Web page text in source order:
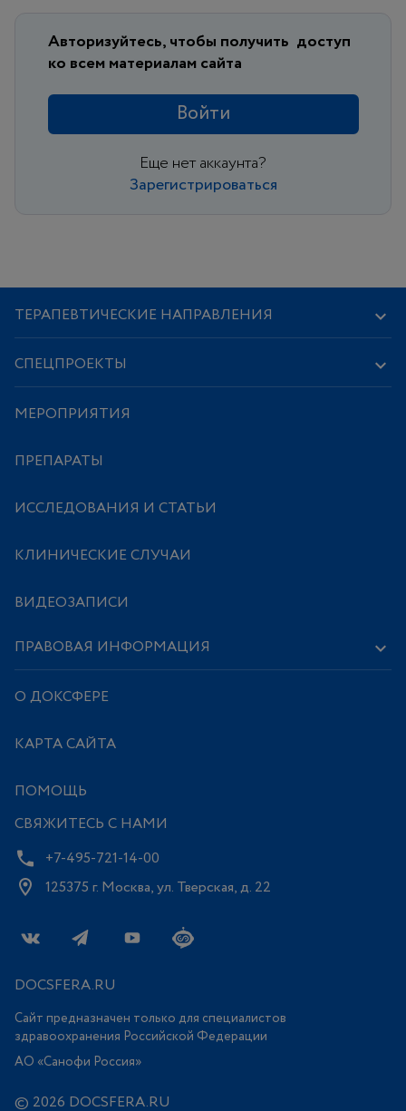
Авторизуйтесь, чтобы получить доступ
ко всем материалам сайта
Войти
Еще нет аккаунта?
Зарегистрироваться
ТЕРАПЕВТИЧЕСКИЕ НАПРАВЛЕНИЯ
СПЕЦПРОЕКТЫ
МЕРОПРИЯТИЯ
ПРЕПАРАТЫ
ИССЛЕДОВАНИЯ И СТАТЬИ
КЛИНИЧЕСКИЕ СЛУЧАИ
ВИДЕОЗАПИСИ
ПРАВОВАЯ ИНФОРМАЦИЯ
О ДОКСФЕРЕ
КАРТА САЙТА
ПОМОЩЬ
СВЯЖИТЕСЬ С НАМИ
+7-495-721-14-00
125375 г. Москва, ул. Тверская, д. 22
DOCSFERA.RU
Сайт предназначен только для специалистов
здравоохранения Российской Федерации
АО «Санофи Россия»
© 2026 DOCSFERA.RU